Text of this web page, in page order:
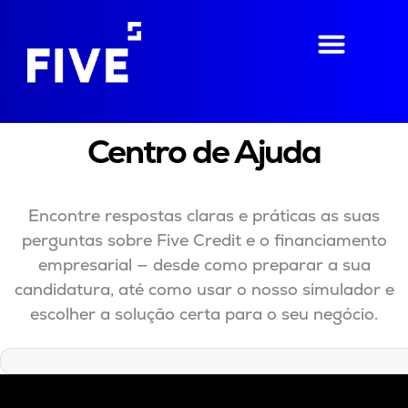
Centro de Ajuda
Encontre respostas claras e práticas as suas
perguntas sobre Five Credit e o financiamento
empresarial — desde como preparar a sua
candidatura, até como usar o nosso simulador e
escolher a solução certa para o seu negócio.